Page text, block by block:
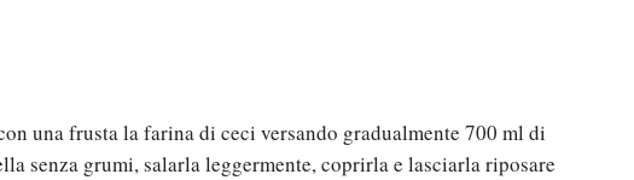
una frusta la farina di ceci versando gradualmente 700 ml di
senza grumi, salarla leggermente, coprirla e lasciarla riposare